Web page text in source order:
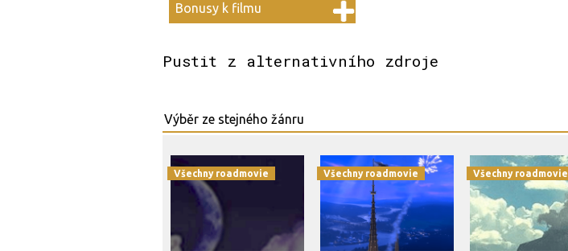
Bonusy k filmu
Pustit z alternativního zdroje
Všechny roadmovie Všechny roadmovie Všechny roadmovie